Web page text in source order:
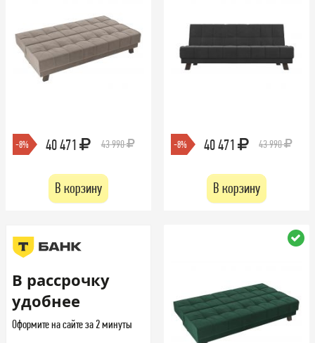
-8% 40 471 43 990
В корзину
-8% 40 471 43 990
В корзину
В рассрочку
удобнее
Оформите на сайте за 2 минуты